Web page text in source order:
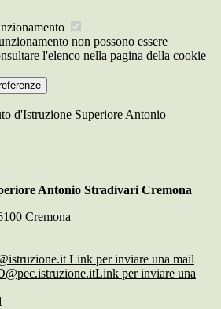
non possono essere
l'elenco nella pagina della cookie
d'Istruzione Superiore Antonio
Antonio Stradivari Cremona
Cremona
Link per inviare una mail
Link per inviare una